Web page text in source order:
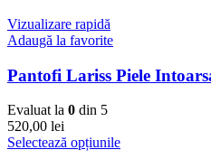
Vizualizare rapidă
Adaugă la favorite
Pantofi Lariss Piele
Evaluat la 0 din 5
520,00 lei
Selectează opțiunile